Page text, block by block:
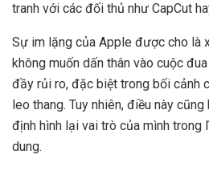
tranh với các đối thủ như CapCut
Sự im lặng của Apple được cho là
không muốn dấn thân vào cuộc
đầy rủi ro, đặc biệt trong bối cảnh
leo thang. Tuy nhiên, điều này
định hình lại vai trò của mình trong
dung.